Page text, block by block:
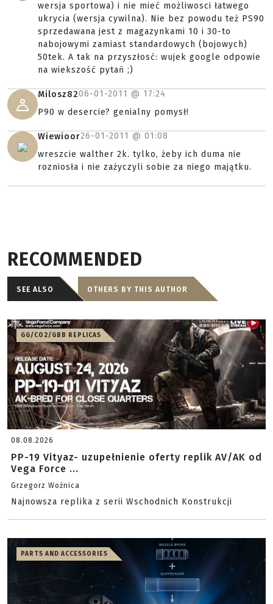
wersja sportowa) i nie mieć możliwosci łatwego
ukrycia (wersja cywilna). Nie bez powodu też PS90
sprzedawana jest z magazynkami 10 i 30-to
nabojowymi zamiast standardowych (bojowych)
50tek. A tak na przyszłosć: wujek google odpowie
na wiekszość pytań ;)
Milosz8206-01-2011 @ 17:24
P90 w desercie? genialny pomysł!
Wiewioor26-01-2011 @ 01:08
wreszcie walther 2k. tylko, żeby ich duma nie
rozniosła i nie zażyczyli sobie za niego majątku.
RECOMMENDED
SEE ALSO OTHERS BY THIS AUTHOR
GG/CO2/GBB REPLICAS
08.08.2026
PP-19 Vityaz- uzupełnienie oferty replik AV/AK od
Vega Force ...
Grzegorz Woźnica
Najnowsza replika z serii Wschodnich Konstrukcji
PARTS AND ACCESSORIES